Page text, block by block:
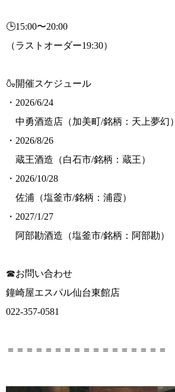
🕒15:00〜20:00
（ラストオーダー19:30）
🍶開催スケジュール
・2026/6/24
中勇酒造店（加美町/銘柄：天上夢幻）
・2026/8/26
蔵王酒造（白石市/銘柄：蔵王）
・2026/10/28
佐浦（塩釜市/銘柄：浦霞）
・2027/1/27
阿部勘酒造（塩釜市/銘柄：阿部勘）
☎お問い合わせ
鐘崎屋エスパル仙台東館店
022-357-0581
＝＝＝＝＝＝＝＝＝＝＝＝＝＝＝＝＝